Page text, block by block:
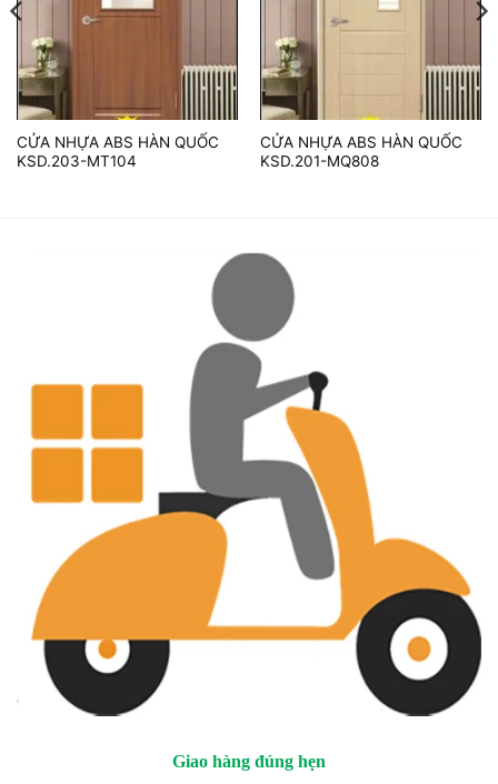
CỬA NHỰA ABS HÀN QUỐC
KSD.203-MT104
CỬA NHỰA ABS HÀN QUỐC
KSD.201-MQ808
Giao hàng đúng hẹn